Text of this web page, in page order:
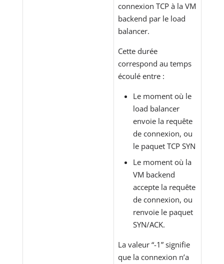
connexion TCP à la VM
backend par le load
balancer.
Cette durée
correspond au temps
écoulé entre :
Le moment où le
load balancer
envoie la requête
de connexion, ou
le paquet TCP SYN
Le moment où la
VM backend
accepte la requête
de connexion, ou
renvoie le paquet
SYN/ACK.
La valeur “-1” signifie
que la connexion n’a